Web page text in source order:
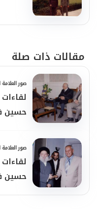
مقالات ذات صلة
صور
حسين
صور
حسين